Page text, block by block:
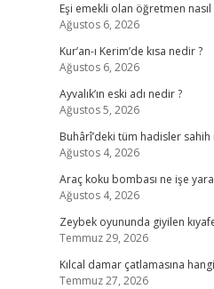
Eşi emekli olan öğretmen
Ağustos 6, 2026
Kur’an-ı Kerim’de kısa nedir ?
Ağustos 6, 2026
Ayvalık’ın eski adı nedir ?
Ağustos 5, 2026
Buhârî’deki tüm hadisler sahih
Ağustos 4, 2026
Araç koku bombası ne işe
Ağustos 4, 2026
Zeybek oyununda giyilen
Temmuz 29, 2026
Kılcal damar çatlamasına
Temmuz 27, 2026